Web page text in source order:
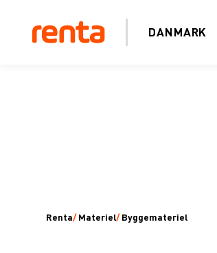
DANMARK
Renta/ Materiel/ Byggemateriel